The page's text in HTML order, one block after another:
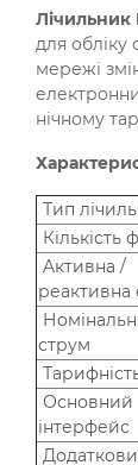
Лічильник
для обліку
мережі
нічному
Тип
Кількість
Aктивна /
реактивна
струм
Основний
інтерфейс